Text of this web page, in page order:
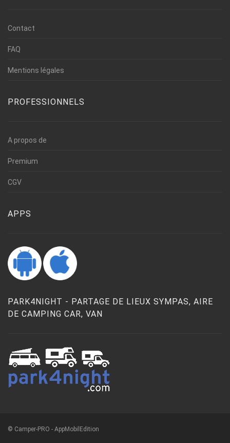
Contact
FAQ
Mentions légales
PROFESSIONNELS
A propos de
Premium
CGV
APPS
PARK4NIGHT - PARTAGE DE LIEUX SYMPAS, AIRE
DE CAMPING CAR, VAN
© Camper-PRO - AppMobilEdition